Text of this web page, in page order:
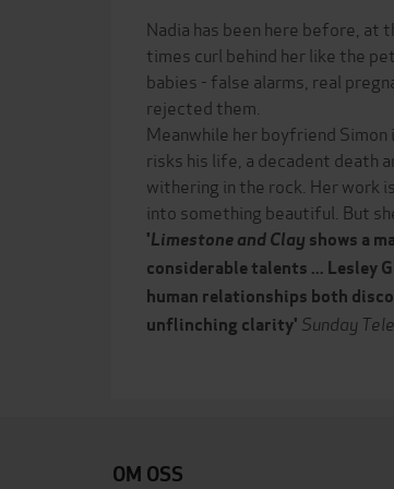
Nadia has been here before, at
times curl behind her like the
babies - false alarms, real
rejected them.
Meanwhile her boyfriend Simon
risks his life, a decadent death
withering in the rock. Her work
into something beautiful. But
'Limestone and Clay shows a
considerable talents ... Lesley
human relationships both
unflinching clarity' Sunday
OM OSS